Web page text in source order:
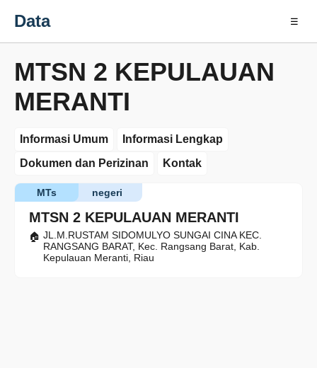
Data ☰
MTSN 2 KEPULAUAN
MERANTI
Informasi Umum
Informasi Lengkap
Dokumen dan Perizinan
Kontak
MTSN 2 KEPULAUAN MERANTI
negeri
MTs
JL.M.RUSTAM SIDOMULYO SUNGAI CINA KEC.
RANGSANG BARAT, Kec. Rangsang Barat, Kab.
Kepulauan Meranti, Riau